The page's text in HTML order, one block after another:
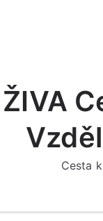
ŽIVA
Cesta